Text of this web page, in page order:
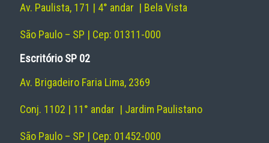
Av. Paulista, 171 | 4° andar | Bela Vista
São Paulo – SP | Cep: 01311-000
Escritório SP 02
Av. Brigadeiro Faria Lima, 2369
Conj. 1102 | 11° andar | Jardim Paulistano
São Paulo – SP | Cep: 01452-000